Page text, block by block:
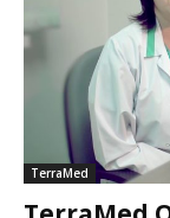
TerraMed